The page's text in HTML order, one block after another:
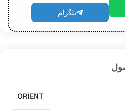
تلگرام
ORIENT